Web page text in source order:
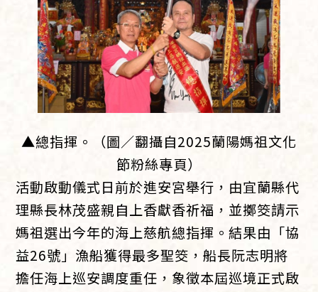
▲總指揮。（圖／翻攝自2025蘭陽媽祖文化
節粉絲專頁）
活動啟動儀式日前於進安宮舉行，由宜蘭縣代
理縣長林茂盛親自上香獻香祈福，並擲筊請示
媽祖選出今年的海上慈航總指揮。結果由「協
益26號」漁船獲得最多聖筊，船長阮志明將
擔任海上巡安調度重任，象徵本屆巡境正式啟